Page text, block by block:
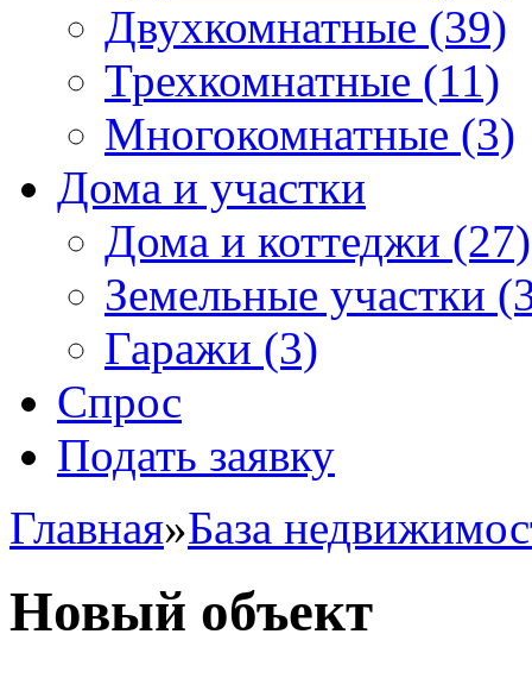
Двухкомнатные (39)
Трехкомнатные (11)
Многокомнатные (3)
Дома и участки
Дома и коттеджи (27)
Земельные участки
Гаражи (3)
Спрос
Подать заявку
Главная»База
Новый объект